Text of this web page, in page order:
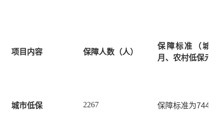
项目内容 保障人数（人）
保障标准（城
月、农村低保元/
城市低保 2267 保障标准为744